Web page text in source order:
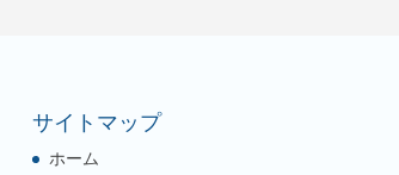
サイトマップ
ホーム